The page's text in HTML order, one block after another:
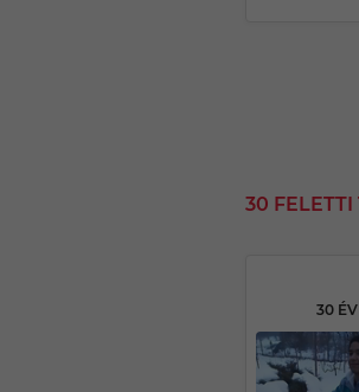
30 FELETTI
30